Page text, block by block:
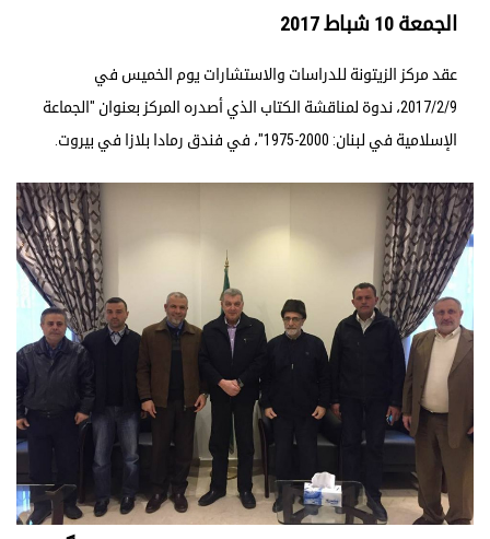
الجمعة 10 شباط 2017
عقد مركز الزيتونة للدراسات والاستشارات يوم الخميس في
2017/2/9، ندوة لمناقشة الكتاب الذي أصدره المركز بعنوان "الجماعة
الإسلامية في لبنان: 2000-1975"، في فندق رمادا بلازا في بيروت.